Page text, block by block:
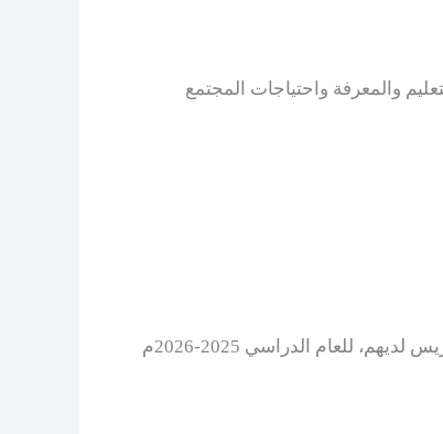
والمعرفة واحتياجات المجتمع
تعلن مدرسة النخبة الخاصة عن شواغر توظيف للمدرسين والمدرسات الذين يتمتعون بمهارات عالية للانضمام إلى هيئة التدريس لديهم، للعام الدراسي 2025-2026م